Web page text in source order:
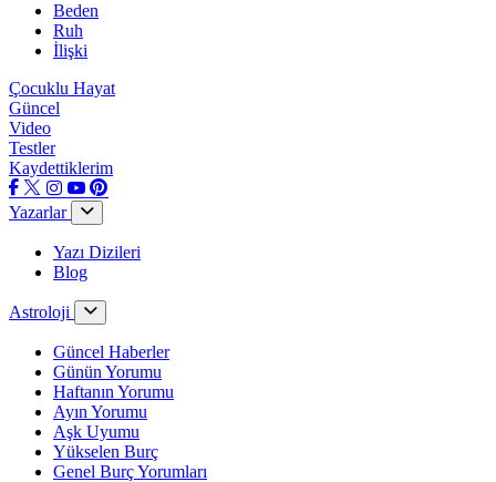
Beden
Ruh
İlişki
Çocuklu Hayat
Güncel
Video
Testler
Kaydettiklerim
Yazarlar
Yazı Dizileri
Blog
Astroloji
Güncel Haberler
Günün Yorumu
Haftanın Yorumu
Ayın Yorumu
Aşk Uyumu
Yükselen Burç
Genel Burç Yorumları